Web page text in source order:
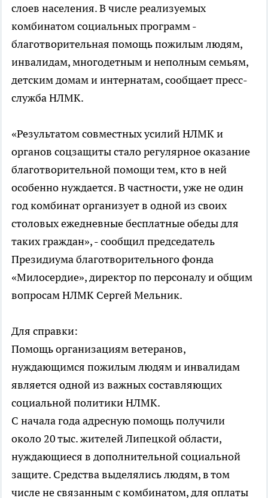
слоев населения. В числе реализуемых
комбинатом социальных программ -
благотворительная помощь пожилым людям,
инвалидам, многодетным и неполным семьям,
детским домам и интернатам, сообщает пресс-
служба НЛМК.
«Результатом совместных усилий НЛМК и
органов соцзащиты стало регулярное оказание
благотворительной помощи тем, кто в ней
особенно нуждается. В частности, уже не один
год комбинат организует в одной из своих
столовых ежедневные бесплатные обеды для
таких граждан», - сообщил председатель
Президиума благотворительного фонда
«Милосердие», директор по персоналу и общим
вопросам НЛМК Сергей Мельник.
Для справки:
Помощь организациям ветеранов,
нуждающимся пожилым людям и инвалидам
является одной из важных составляющих
социальной политики НЛМК.
С начала года адресную помощь получили
около 20 тыс. жителей Липецкой области,
нуждающиеся в дополнительной социальной
защите. Средства выделялись людям, в том
числе не связанным с комбинатом, для оплаты